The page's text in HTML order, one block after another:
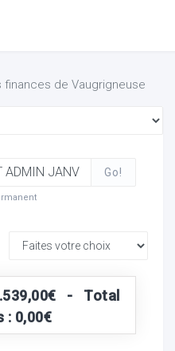
finances de Vaugrigneuse
Go!
- Total
: 0,00€